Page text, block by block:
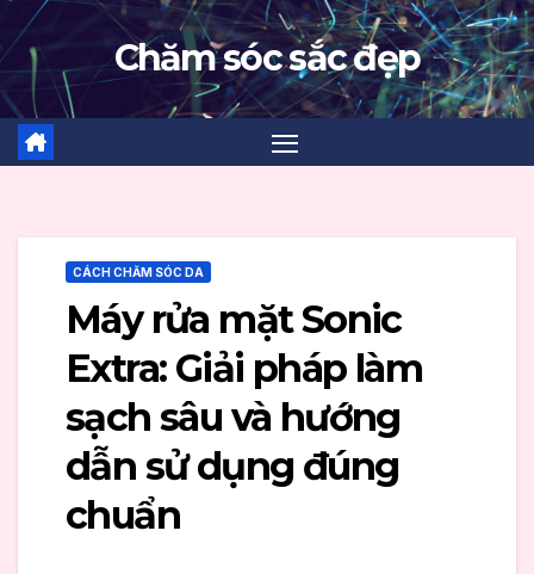
Skip
to
content
Chăm sóc sắc đẹp
CÁCH CHĂM SÓC DA
Máy rửa mặt Sonic
Extra: Giải pháp làm
sạch sâu và hướng
dẫn sử dụng đúng
chuẩn